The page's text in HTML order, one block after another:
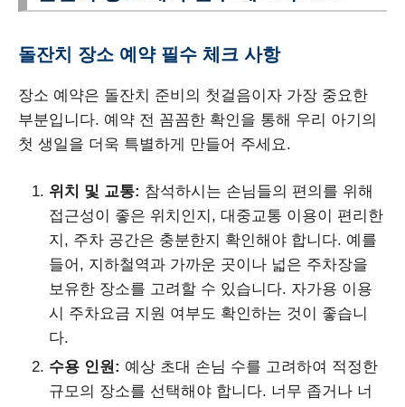
돌잔치 장소 예약 필수 체크 사항
장소 예약은 돌잔치 준비의 첫걸음이자 가장 중요한
부분입니다. 예약 전 꼼꼼한 확인을 통해 우리 아기의
첫 생일을 더욱 특별하게 만들어 주세요.
위치 및 교통: 참석하시는 손님들의 편의를 위해
접근성이 좋은 위치인지, 대중교통 이용이 편리한
지, 주차 공간은 충분한지 확인해야 합니다. 예를
들어, 지하철역과 가까운 곳이나 넓은 주차장을
보유한 장소를 고려할 수 있습니다. 자가용 이용
시 주차요금 지원 여부도 확인하는 것이 좋습니
다.
수용 인원: 예상 초대 손님 수를 고려하여 적정한
규모의 장소를 선택해야 합니다. 너무 좁거나 너